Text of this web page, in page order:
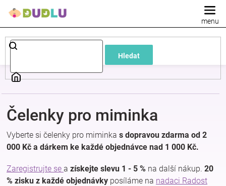
Hledat
Dětské
a
kojenecké
oblečení
Pokojíček
a
Čelenky pro miminka
Vyberte si čelenky pro miminka s dopravou zdarma od 2
000 Kč a dárkem ke každé objednávce nad 1 000 Kč.
Zaregistrujte se a získejte slevu 1 - 5 % na další nákup. 20
% zisku z každé objednávky posíláme na nadaci Radost